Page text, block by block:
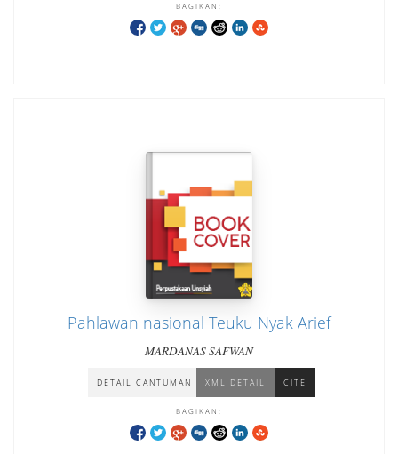
BAGIKAN:
Pahlawan nasional Teuku Nyak Arief
MARDANAS SAFWAN
DETAIL CANTUMAN XML DETAIL CITE
BAGIKAN: